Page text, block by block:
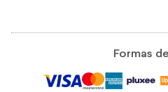
Formas